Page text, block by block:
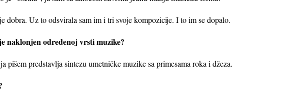
dobra. Uz to odsvirala sam im i tri svoje kompozicije. I to im se dopalo.
naklonjen određenoj vrsti muzike?
pišem predstavlja sintezu umetničke muzike sa primesama roka i džeza.